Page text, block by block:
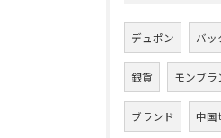
デュポン バッ
銀貨 モンブラ
ブランド 中国